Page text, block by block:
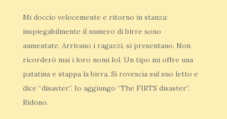
Mi doccio velocemente e ritorno in stanza:
inspiegabilmente il numero di birre sono
aumentate. Arrivano i ragazzi, si presentano. Non
ricorderò mai i loro nomi lol. Un tipo mi offre una
patatina e stappa la birra. Si rovescia sul suo letto e
dice “disaster”. Io aggiungo “The FIRTS disaster”.
Ridono.